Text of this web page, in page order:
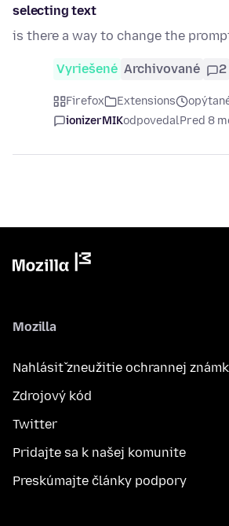
selecting text
is there a way to change the
Vyriešené Archivované 2
Firefox Extensions
ionizerMIKodpovedalPred 8
Mozilla
Nahlásiť zneužitie ochrannej
Zdrojový kód
Twitter
Pridajte sa k našej komunite
Preskúmajte články podpory